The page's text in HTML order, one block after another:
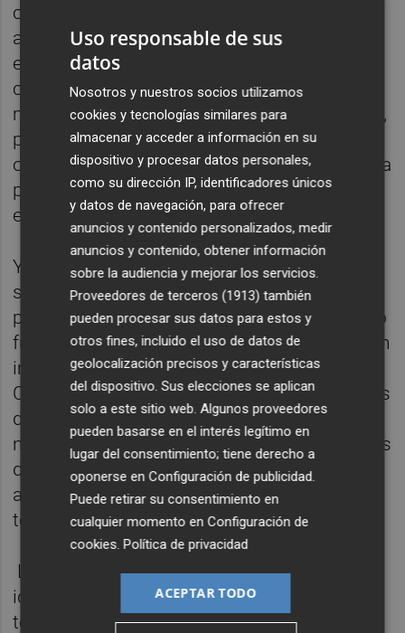
conservadores como los progresistas
alardean de defender la libertad de
expresión. Hasta que un humorista hace un
chiste machista y la progresía se echa las
manos a la cabeza. ¡Libertad de expresión sí,
pero sin tocar a las minorías! O hasta que
otro humorista se suena con la bandera de la
patria o se caga en la virgen. ¡Libertad de
expresión sí, pero sin tocar lo sagrado!
Y así nos va. Como esos médicos que en el
siglo XIX prohibían la lectura a las mujeres,
principalmente la novela Madame Bovary, no
fuese que sus esposas, tan tontas, quisiesen
imitar a la protagonista en sus infidelidades.
Como esos padres que no hablan a sus hijos
de sexo nunca con la convicción de que si
no les hablan no se enterarán de nada, almas
de cántaro, ¿cómo van a enterarse por los
amigos o por webs porno? ¡Pero si son
tontetes!
La censura es la nueva moda. Y no sabe de
ideologías. La censura es la creencia en que
todos son idiotas incapaces de captar
Uso responsable de sus
datos
Nosotros y nuestros socios utilizamos
cookies y tecnologías similares para
almacenar y acceder a información en su
dispositivo y procesar datos personales,
como su dirección IP, identificadores únicos
y datos de navegación, para ofrecer
anuncios y contenido personalizados, medir
anuncios y contenido, obtener información
sobre la audiencia y mejorar los servicios.
Proveedores de terceros (1913) también
pueden procesar sus datos para estos y
otros fines, incluido el uso de datos de
geolocalización precisos y características
del dispositivo. Sus elecciones se aplican
solo a este sitio web. Algunos proveedores
pueden basarse en el interés legítimo en
lugar del consentimiento; tiene derecho a
oponerse enConfiguración de publicidad.
Puede retirar su consentimiento en
cualquier momento enConfiguración de
cookies.Política de privacidad
ACEPTAR TODO